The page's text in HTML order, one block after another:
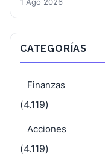
CATEGORÍAS
Finanzas
(4.119)
Acciones
(4.119)